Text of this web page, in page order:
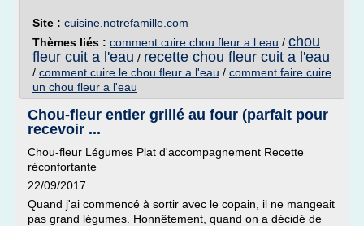
Site : cuisine.notrefamille.com
Thèmes liés : comment cuire chou fleur a l eau / chou
fleur cuit a l'eau / recette chou fleur cuit a l'eau
/ comment cuire le chou fleur a l'eau / comment faire cuire
un chou fleur a l'eau
Chou-fleur entier grillé au four (parfait pour
recevoir ...
Chou-fleur Légumes Plat d'accompagnement Recette
réconfortante
22/09/2017
Quand j'ai commencé à sortir avec le copain, il ne mangeait
pas grand légumes. Honnêtement, quand on a décidé de